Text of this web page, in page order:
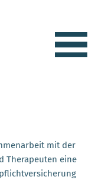
mit der
Therapeuten eine